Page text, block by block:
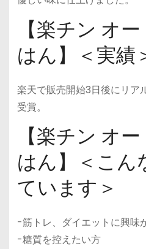
【楽チン オ
はん】＜実績
楽天で販売開始3日後にリア
受賞。
【楽チン オ
はん】＜こん
ています＞
-筋トレ、ダイエットに興味
-糖質を控えたい方